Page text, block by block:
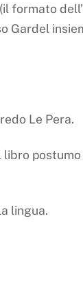
formato
Gardel
Le Pera.
libro postumo
lingua.